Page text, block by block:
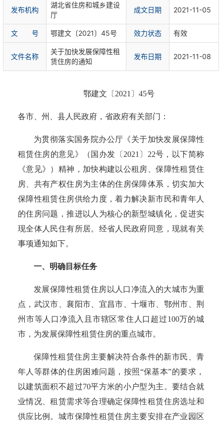
发布机构
湖北省住房和城乡建设
厅
成文日期 2021-11-05
文 号 鄂建文〔2021〕45号 效力状态 有效
文件名称
关于加快发展保障性租
赁住房的通知
发布日期 2021-11-08
鄂建文〔 2021〕45号
各市、州、县人民政府，省政府有关部门：
为贯彻落实国务院办公厅《关于加快发展保障性
租赁住房的意见》（国办发〔 2021〕22号，
以下简称
《意见》 ）精神，加快构建以公租房、保障性租赁住
房、共有产权住房为主体的住房保障体系，切实加大
保障性租赁住房供给力度，着力解决新市民和青年人
的住房问题，推进以人为核心的新型城镇化，促进实
现全体人民住有所居。经省人民政府同意， 现就有关
事项通知如下。
一、明确目标任务
发展保障性租赁住房以人口净流入的大城市为重
点，武汉市、襄阳市、宜昌市、十堰市、鄂州市、荆
州市等人口净流入且市辖区常住人口超过100万的城
市，为发展保障性租赁住房的重点城市。
保障性租赁住房主要解决符合条件的新市民、青
年人等群体的住房困难问题，按照“保基本”的要求，
以建筑面积不超过70平方米的小户型为主。要结合就
业情况、租赁需求等合理确定保障性租赁住房选址和
供应比例。城市保障性租赁住房主要安排在产业园区